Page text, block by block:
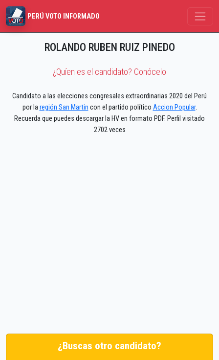
PERÚ VOTO INFORMADO
ROLANDO RUBEN RUIZ PINEDO
¿Quíen es el candidato? Conócelo
Candidato a las elecciones congresales extraordinarias 2020 del Perú
por laregión San Martin con el partido político Accion Popular.
Recuerda que puedes descargar la HV en formato PDF. Perfil visitado
2702 veces
¿Buscas otro candidato?